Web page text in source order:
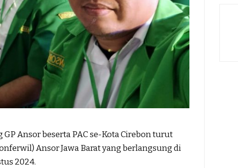
Ansor beserta PAC se-Kota Cirebon turut
Ansor Jawa Barat yang berlangsung di
2024.